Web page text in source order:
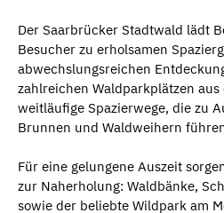
Der Saarbrücker Stadtwald lädt
Besucher zu erholsamen
abwechslungsreichen
zahlreichen Waldparkplätzen
weitläufige Spazierwege, die zu
Brunnen und Waldweihern
Für eine gelungene Auszeit
zur Naherholung: Waldbänke,
sowie der beliebte Wildpark am